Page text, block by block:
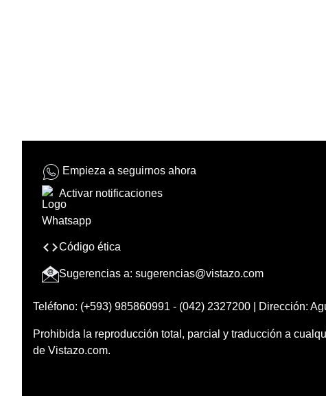
Empieza a seguirnos ahora
Activar notificaciones
Código ética
Sugerencias a: sugerencias@vistazo.com
Teléfono: (+593) 985860991 - (042) 2327200 | Dirección:
Prohibida la reproducción total, parcial y traducción a
de Vistazo.com.